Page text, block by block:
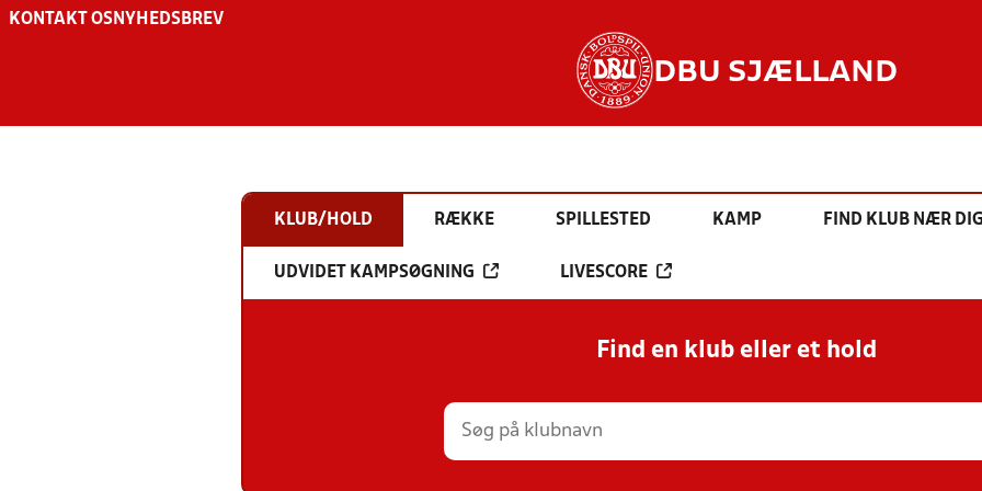
KONTAKT OS NYHEDSBREV
DBU SJÆLLAND
KLUB/HOLD RÆKKE SPILLESTED KAMP FIND KLUB NÆR
UDVIDET KAMPSØGNING LIVESCORE
Find en klub eller et hold